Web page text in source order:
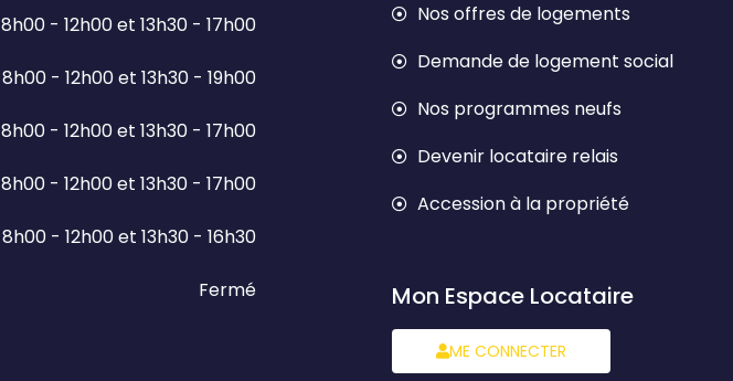
8h00 - 12h00 et 13h30 - 17h00
8h00 - 12h00 et 13h30 - 19h00
8h00 - 12h00 et 13h30 - 17h00
8h00 - 12h00 et 13h30 - 17h00
8h00 - 12h00 et 13h30 - 16h30
Fermé
Nos offres de logements
Demande de logement social
Nos programmes neufs
Devenir locataire relais
Accession à la propriété
Mon Espace Locataire
ME CONNECTER